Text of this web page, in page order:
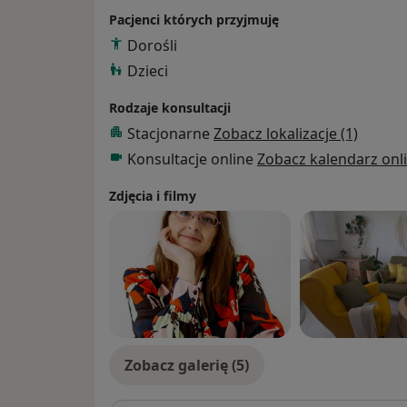
Pacjenci których przyjmuję
Dorośli
Dzieci
Rodzaje konsultacji
Stacjonarne Zobacz lokalizacje (1)
Konsultacje online Zobacz kalendarz
Zdjęcia i filmy
Zobacz galerię (5)